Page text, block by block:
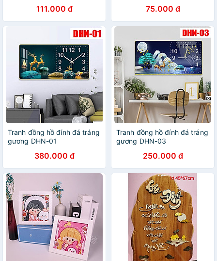
20x20cm, Quà Tặng Sinh
Nhật Cho Bé Gái
111.000 đ
gỗ mẫu ngẫu nhiên
75.000 đ
Tranh đồng hồ đính đá tráng
gương DHN-01
380.000 đ
Tranh đồng hồ đính đá tráng
gương DHN-03
250.000 đ